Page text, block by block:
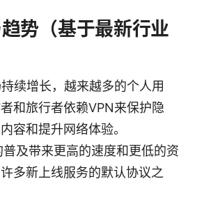
势（基于最新行业
续增长，越来越多的个人用
和旅行者依赖VPN来保护隐
容和提升网络体验。
及带来更高的速度和更低的资
多新上线服务的默认协议之